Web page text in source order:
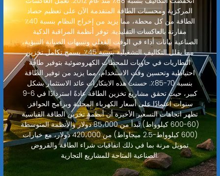
المركزية ومحسنات الطاقة المتقدمة الآن على تعظيم حصاد
الطاقة من كل محطة، مما يزيد من إخراج النظام بنسبة 40٪
مقارنة بالعاكسات التقليدية. توفر أنظمة المراقبة الذكية
الصناعية بيانات أداء في الوقت الفعلي وتنبيهات الصيانة التنبؤية،
مما يقلل التكاليف التشغيلية بنسبة 45٪. يسمح تكامل تخزين
البطاريات في حاويات للمحطات الكهروضوئية بتوفير طاقة
احتياطية وتحسين وقت الاستخدام، مما يزيد من توفير الطاقة
بنسبة 70-85٪. حسنت هذه الابتكارات عائد الاستثمار بشكل
كبير، حيث تحقق مشاريع تخزين الطاقة عادةً استردادًا في 6-9
سنوات اعتمادًا على أسعار الكهرباء المحلية وبرامج الحوافز.
تظهر اتجاهات التسعير الأخيرة أن أنظمة تخزين الطاقة القياسية
(60-600 كيلوواط) تبدأ من 85،000 دولار والأنظمة المتوسطة
(600 كيلوواط-2.5 ميجاواط) من 420،000 دولار، مع خيارات
تمويل مرنة بما في ذلك اتفاقيات شراء الطاقة والقروض
الصناعية المتاحة للمشاريع التجارية.